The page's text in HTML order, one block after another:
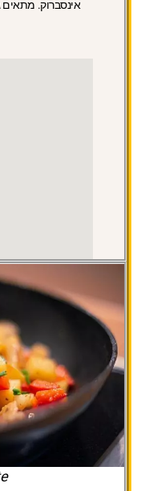
אינסברוק. מתאים